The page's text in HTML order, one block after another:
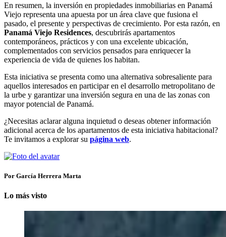
En resumen, la inversión en propiedades inmobiliarias en Panamá
Viejo representa una apuesta por un área clave que fusiona el
pasado, el presente y perspectivas de crecimiento. Por esta razón, en
Panamá Viejo Residences, descubrirás apartamentos
contemporáneos, prácticos y con una excelente ubicación,
complementados con servicios pensados para enriquecer la
experiencia de vida de quienes los habitan.
Esta iniciativa se presenta como una alternativa sobresaliente para
aquellos interesados en participar en el desarrollo metropolitano de
la urbe y garantizar una inversión segura en una de las zonas con
mayor potencial de Panamá.
¿Necesitas aclarar alguna inquietud o deseas obtener información
adicional acerca de los apartamentos de esta iniciativa habitacional?
Te invitamos a explorar su página web.
Por García Herrera Marta
Lo más visto